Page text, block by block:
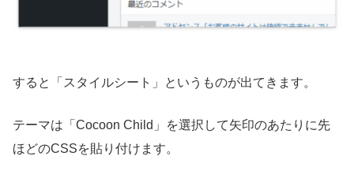
すると「スタイルシート」というものが出てきます。
テーマは「Cocoon Child」を選択して矢印のあたりに先
ほどのCSSを貼り付けます。